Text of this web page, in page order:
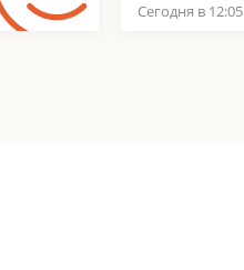
Сегодня в 12:05